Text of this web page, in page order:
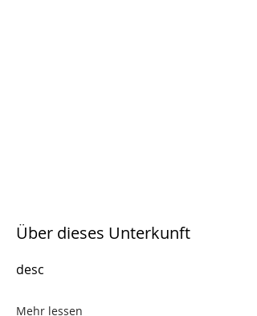
Über dieses Unterkunft
desc
Mehr lessen